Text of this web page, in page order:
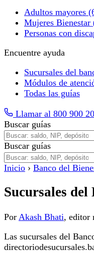
Adultos mayores
Mujeres Bienestar
Personas con
Encuentre ayuda
Sucursales del
Módulos de
Todas las guías
Llamar al 800 900
Buscar guías
Buscar guías
Inicio › Banco del
Sucursales
Por Akash Bhati, editor
Las sucursales del